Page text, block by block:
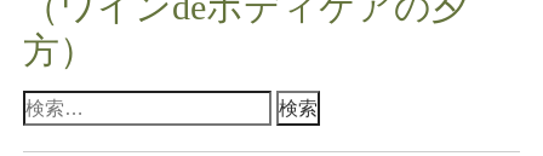
方）
検